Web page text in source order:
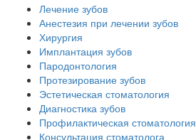
Лечение зубов
Анестезия при лечении зубов
Хирургия
Имплантация зубов
Пародонтология
Протезирование зубов
Эстетическая стоматология
Диагностика зубов
Профилактическая стоматология
Консультация стоматолога